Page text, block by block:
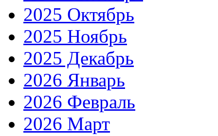
2025 Октябрь
2025 Ноябрь
2025 Декабрь
2026 Январь
2026 Февраль
2026 Март